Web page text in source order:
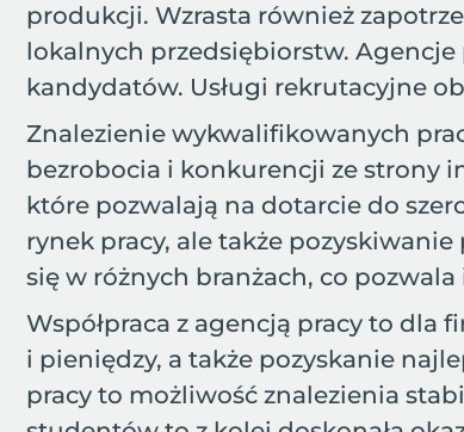
produkcji. Wzrasta również
lokalnych przedsiębiorstw.
kandydatów. Usługi rekrutacyjne
Znalezienie wykwalifikowanych
bezrobocia i konkurencji ze strony
które pozwalają na dotarcie do
rynek pracy, ale także
się w różnych branżach, co
Współpraca z agencją pracy to dla
i pieniędzy, a także pozyskanie
pracy to możliwość znalezienia